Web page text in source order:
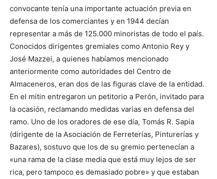
convocante tenía una importante actuación previa en
defensa de los comerciantes y en 1944 decían
representar a más de 125.000 minoristas de todo el país.
Conocidos dirigentes gremiales como Antonio Rey y
José Mazzei, a quienes habíamos mencionado
anteriormente como autoridades del Centro de
Almaceneros, eran dos de las figuras clave de la entidad.
En el mitin entregaron un petitorio a Perón, invitado para
la ocasión, reclamando medidas varias en defensa del
ramo. Uno de los oradores de ese día, Tomás R. Sapia
(dirigente de la Asociación de Ferreterías, Pinturerías y
Bazares), sostuvo que los de su gremio pertenecían a
«una rama de la clase media que está muy lejos de ser
rica, pero tampoco es demasiado pobre» y que estaban